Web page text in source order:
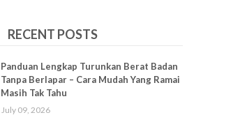
RECENT POSTS
Panduan Lengkap Turunkan Berat Badan
Tanpa Berlapar – Cara Mudah Yang Ramai
Masih Tak Tahu
July 09, 2026